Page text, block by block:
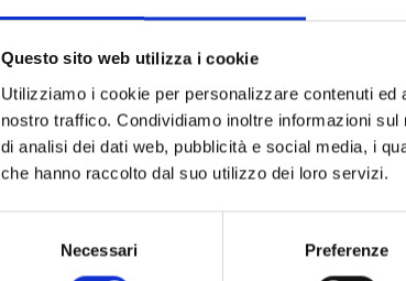
Questo sito web utilizza i cookie
Utilizziamo i cookie per personalizzare contenuti
nostro traffico. Condividiamo inoltre informazioni
di analisi dei dati web, pubblicità e social media, i
che hanno raccolto dal suo utilizzo dei loro servizi.
Necessari Preferenze
€